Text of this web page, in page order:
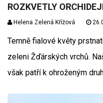
ROZKVETLY
Helena Zelená Křížová
Temně fialové květy
zeleni Žďárských vrchů.
však patří k ohroženým